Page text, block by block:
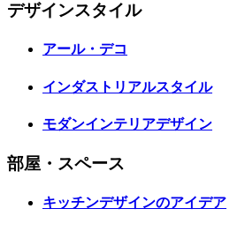
デザインスタイル
アール・デコ
インダストリアルスタイル
モダンインテリアデザイン
部屋・スペース
キッチンデザインのアイデア